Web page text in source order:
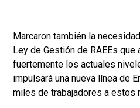
Marcaron también la
Ley de Gestión de RAEEs
fuertemente los actuales
impulsará una nueva línea de
miles de trabajadores a estos